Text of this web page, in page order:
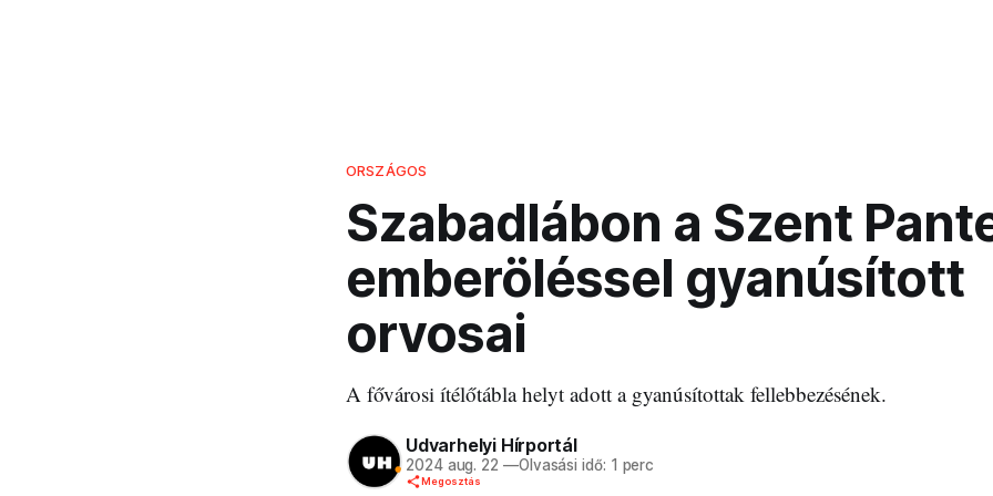
ORSZÁGOS
Szabadlábon a Szent
emberöléssel gyanúsított
orvosai
A fővárosi ítélőtábla helyt adott a gyanúsítottak fellebbezésének.
Udvarhelyi Hírportál
2024 aug. 22 —Olvasási idő: 1 perc
Megosztás